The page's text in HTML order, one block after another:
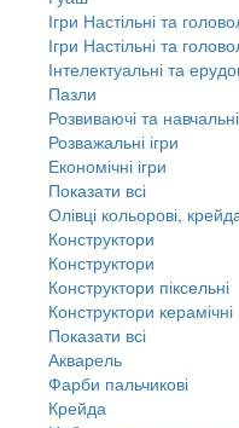
Ігри Настільні та
Ігри Настільні та
Інтелектуальні та
Пазли
Розвиваючі та навчальні
Розважальні ігри
Економічні ігри
Показати всі
Олівці кольорові,
Конструктори
Конструктори
Конструктори піксельні
Конструктори керамічні
Показати всі
Акварель
Фарби пальчикові
Крейда